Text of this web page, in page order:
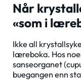
Når
«som i
Ikke all
læreboka. Hos
sanseorganet
buegangen enn